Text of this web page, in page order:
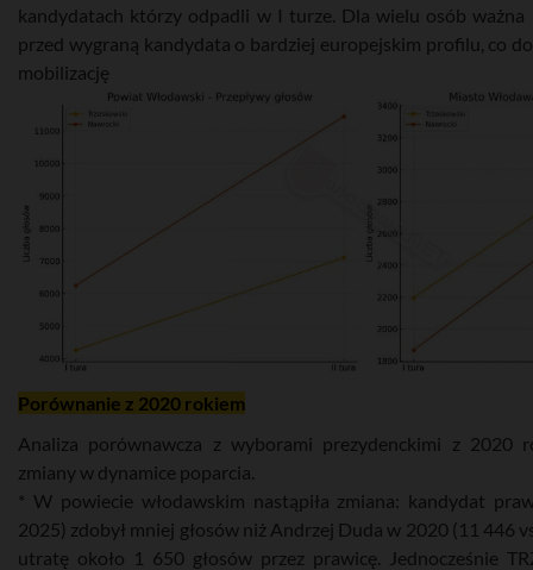
kandydatach którzy odpadli w I turze. Dla wielu osób ważna
przed wygraną kandydata o bardziej europejskim profilu, co
mobilizację
Porównanie z 2020 rokiem
Analiza porównawcza z wyborami prezydenckimi z 2020
zmiany w dynamice poparcia.
* W powiecie włodawskim nastąpiła zmiana: kandydat
2025) zdobył mniej głosów niż Andrzej Duda w 2020 (11 446
utratę około 1 650 głosów przez prawicę. Jednocześnie